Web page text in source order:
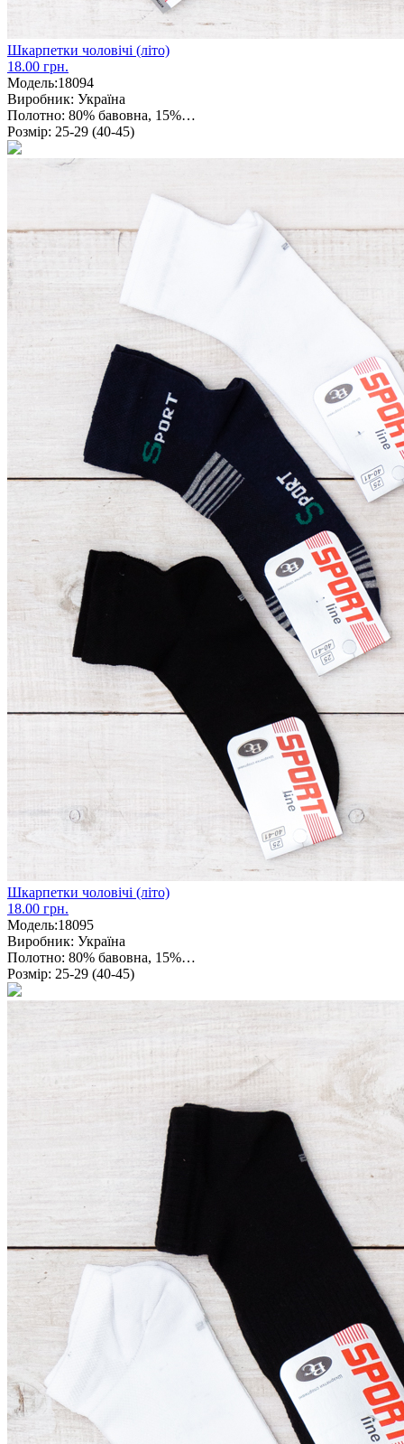
Шкарпетки чоловічі (літо)
18.00 грн.
Модель:18094
Виробник: Україна
Полотно: 80% бавовна, 15%…
Розмір: 25-29 (40-45)
Шкарпетки чоловічі (літо)
18.00 грн.
Модель:18095
Виробник: Україна
Полотно: 80% бавовна, 15%…
Розмір: 25-29 (40-45)